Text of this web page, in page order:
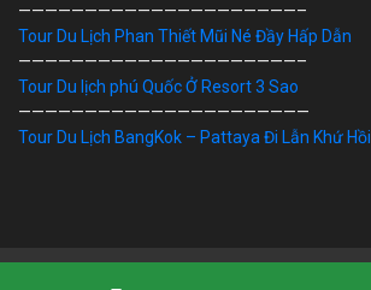
—————————————————————–
Tour Du Lịch Phan Thiết Mũi Né Đầy Hấp Dẫn
—————————————————————–
Tour Du lịch phú Quốc Ở Resort 3 Sao
——————————————————————
Tour Du Lịch BangKok – Pattaya Đi Lẫn Khứ Hồi